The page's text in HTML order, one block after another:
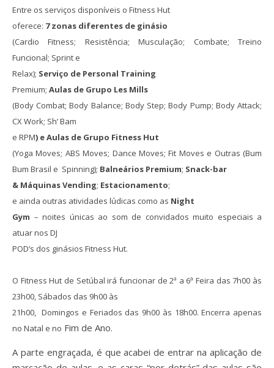
Entre os serviços disponíveis o Fitness Hut
oferece: 7 zonas diferentes de ginásio
(Cardio Fitness; Resistência; Musculação; Combate; Treino
Funcional; Sprint e
Relax); Serviço de Personal Training
Premium; Aulas de Grupo Les Mills
(Body Combat; Body Balance; Body Step; Body Pump; Body Attack;
CX Work; Sh’ Bam
e RPM) e Aulas de Grupo Fitness Hut
(Yoga Moves; ABS Moves; Dance Moves; Fit Moves e Outras (Bum
Bum Brasil e Spinning); Balneários Premium; Snack-bar
& Máquinas Vending; Estacionamento;
e ainda outras atividades lúdicas como as Night
Gym – noites únicas ao som de convidados muito especiais a
atuar nos DJ
POD’s dos ginásios Fitness Hut.
O Fitness Hut de Setúbal irá funcionar de 2ª a 6ª Feira das 7h00 às
23h00, Sábados das 9h00 às
21h00, Domingos e Feriados das 9h00 às 18h00. Encerra apenas
no Natal e no Fim de Ano.
A parte engraçada, é que acabei de entrar na aplicação de